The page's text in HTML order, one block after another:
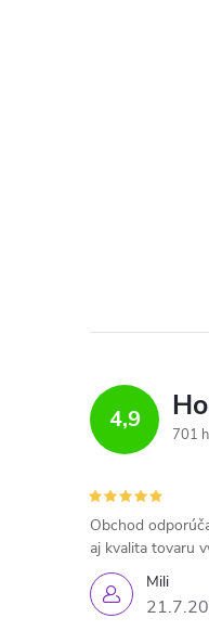
4,9
701
Mili
Obchod
aj kvalita tovaru